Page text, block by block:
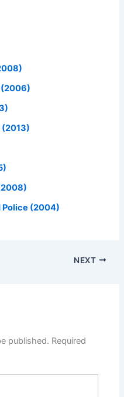
(2006)
(2013)
Police (2004)
NEXT
published. Required